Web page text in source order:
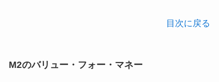
目次に戻る
M2のバリュー・フォー・マネー